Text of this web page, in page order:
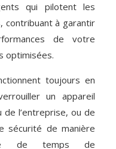
qui pilotent les
contribuant à garantir
de votre
optimisées.
toujours en
un appareil
de l’entreprise, ou de
sécurité de manière
de temps de